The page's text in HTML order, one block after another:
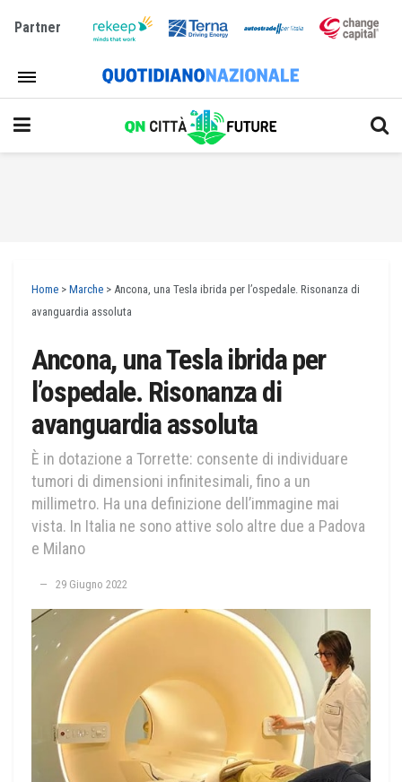
Partner
Home > Marche > Ancona, una Tesla ibrida per l’ospedale. Risonanza di
avanguardia assoluta
Ancona, una Tesla ibrida per
l’ospedale. Risonanza di
avanguardia assoluta
È in dotazione a Torrette: consente di individuare
tumori di dimensioni infinitesimali, fino a un
millimetro. Ha una definizione dell’immagine mai
vista. In Italia ne sono attive solo altre due a Padova
e Milano
29 Giugno 2022